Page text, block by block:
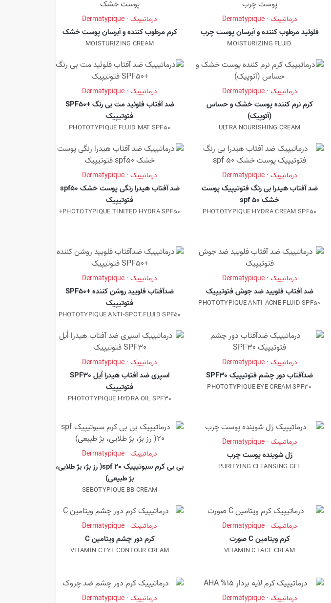
درماتیپیک · Dermatypique
فلوئید مرطوب کننده و آبرسان پوست چرب
MOISTURIZING FLUID
درماتیپیک · Dermatypique
کرم مرطوب کننده و آبرسان پوست خشک
MOISTURIZING CREAM
درماتیپیک · Dermatypique
کرم نرم کننده پوست خشک و حساس
(آتوپیک)
ULTRA NOURISHING CREAM
درماتیپیک · Dermatypique
ضد آفتاب فلوئید مت بی رنگ +SPF50
فتوتیپیک
PHOTOTYPIQUE FLUID MAT SPF50
درماتیپیک · Dermatypique
ضد آفتاب هیدرا بی رنگ فتوتیپیک پوست
خشک spf 50
PHOTOTYPIQUE HYDRA CREAM SPF50
درماتیپیک · Dermatypique
ضد آفتاب هیدرا رنگی پوست خشک spf50
فتوتیپیک
PHOTOTYPIQUE TINITED HYDRA SPF50+
درماتیپیک · Dermatypique
ضد آفتاب فلویید ضد جوش فتوتیپیک
PHOTOTYPIQUE ANTI-ACNE FLUID SPF50
درماتیپیک · Dermatypique
ضدآفتاب فلویید روشن کننده +SPF50
فتوتیپیک
PHOTOTYPIQUE ANTI-SPOT FLUID SPF50
درماتیپیک · Dermatypique
ضدآفتاب دور چشم فتوتیپیک SPF30
PHOTOTYPIQUE EYE CREAM SPF30
درماتیپیک · Dermatypique
اسپری ضد آفتاب هیدرا اُیل SPF30
فتوتیپیک
PHOTOTYPIQUE HYDRA OIL SPF30
درماتیپیک · Dermatypique
ژل شوینده پوست چرب
PURIFYING CLEANSING GEL
درماتیپیک · Dermatypique
بی بی کرم سبوتیپیک spf 20( رز بژ، بژ طلایی،
بژ طبیعی)
SEBOTYPIQUE BB CREAM
درماتیپیک · Dermatypique
کرم ویتامین C صورت
VITAMIN C FACE CREAM
درماتیپیک · Dermatypique
کرم دور چشم ویتامین C
VITAMIN C EYE CONTOUR CREAM
درماتیپیک · Dermatypique درماتیپیک · Dermatypique